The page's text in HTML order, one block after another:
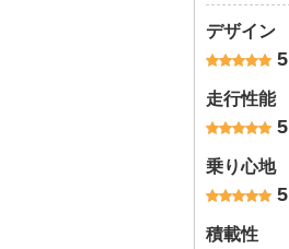
デザイン
5
走行性能
5
乗り心地
5
積載性